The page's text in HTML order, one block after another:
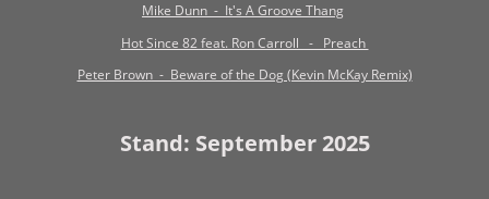
Mike Dunn - It's A Groove Thang
Hot Since 82 feat. Ron Carroll - Preach
Peter Brown - Beware of the Dog (Kevin McKay Remix)
Stand: September 2025